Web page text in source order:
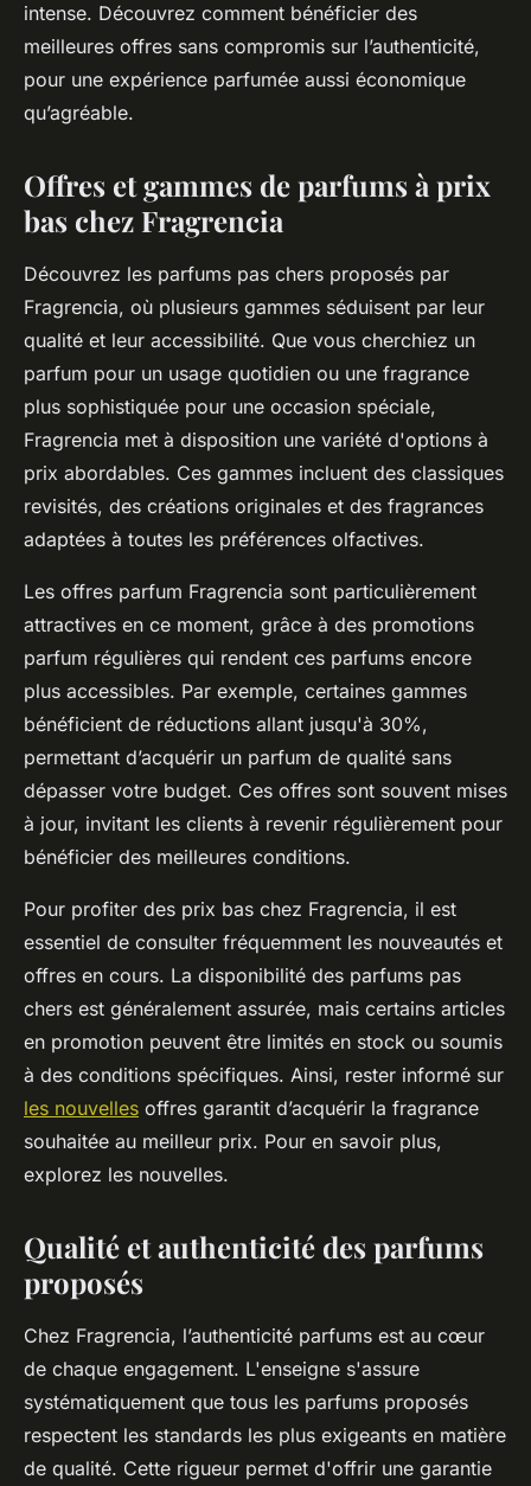
intense. Découvrez comment bénéficier des
meilleures offres sans compromis sur l’authenticité,
pour une expérience parfumée aussi économique
qu’agréable.
Offres et gammes de parfums à prix
bas chez Fragrencia
Découvrez les parfums pas chers proposés par
Fragrencia, où plusieurs gammes séduisent par leur
qualité et leur accessibilité. Que vous cherchiez un
parfum pour un usage quotidien ou une fragrance
plus sophistiquée pour une occasion spéciale,
Fragrencia met à disposition une variété d'options à
prix abordables. Ces gammes incluent des classiques
revisités, des créations originales et des fragrances
adaptées à toutes les préférences olfactives.
Les offres parfum Fragrencia sont particulièrement
attractives en ce moment, grâce à des promotions
parfum régulières qui rendent ces parfums encore
plus accessibles. Par exemple, certaines gammes
bénéficient de réductions allant jusqu'à 30%,
permettant d’acquérir un parfum de qualité sans
dépasser votre budget. Ces offres sont souvent mises
à jour, invitant les clients à revenir régulièrement pour
bénéficier des meilleures conditions.
Pour profiter des prix bas chez Fragrencia, il est
essentiel de consulter fréquemment les nouveautés et
offres en cours. La disponibilité des parfums pas
chers est généralement assurée, mais certains articles
en promotion peuvent être limités en stock ou soumis
à des conditions spécifiques. Ainsi, rester informé sur
les nouvelles offres garantit d’acquérir la fragrance
souhaitée au meilleur prix. Pour en savoir plus,
explorez les nouvelles.
Qualité et authenticité des parfums
proposés
Chez Fragrencia, l’authenticité parfums est au cœur
de chaque engagement. L'enseigne s'assure
systématiquement que tous les parfums proposés
respectent les standards les plus exigeants en matière
de qualité. Cette rigueur permet d'offrir une garantie